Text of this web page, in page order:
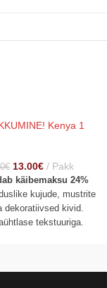
Kenya 1
€ 13.00€ Pakk
käibemaksu 24%
kujude, mustrite
dekoratiivsed kivid.
tekstuuriga.
saab paigaldada nii
– kui ka